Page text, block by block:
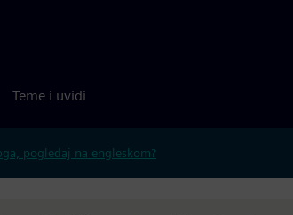
Teme i uvidi
pogledaj na engleskom?